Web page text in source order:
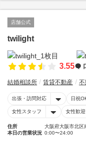
店舗公式
twilight
3.55
結婚相談所 賃貸不動産 不
出張・訪問対応 日祝
女性スタッフ 女性歓迎
住所
大阪府大阪市北区
本日の営業状況 0:00〜24:00